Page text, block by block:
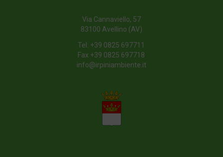
Via Cannaviello, 57
83100 Avellino (AV)
Tel: +39 0825 697711
Fax +39 0825 697718
info@irpiniambiente.it